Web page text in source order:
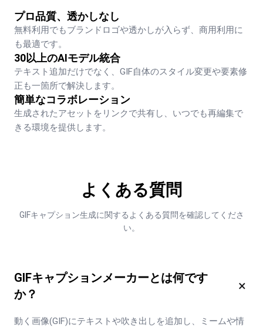
プロ品質、透かしなし
無料利用でもブランドロゴや透かしが入らず、商用利用に
も最適です。
30以上のAIモデル統合
テキスト追加だけでなく、GIF自体のスタイル変更や要素修
正も一箇所で解決します。
簡単なコラボレーション
生成されたアセットをリンクで共有し、いつでも再編集で
きる環境を提供します。
よくある質問
GIFキャプション生成に関するよくある質問を確認してくださ
い。
GIFキャプションメーカーとは何です
か？
×
動く画像(GIF)にテキストや吹き出しを追加し、ミームや情